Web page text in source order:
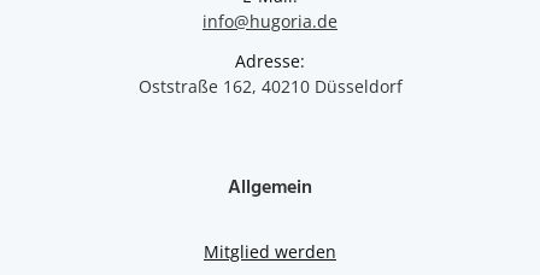
info@hugoria.de
Adresse:
Oststraße 162, 40210 Düsseldorf
Allgemein
Mitglied werden